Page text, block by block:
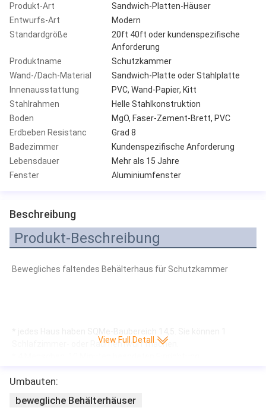
Produkt-Art
Sandwich-Platten-Häuser
Entwurfs-Art
Modern
Standardgröße
20ft 40ft oder kundenspezifische
Anforderung
Produktname
Schutzkammer
Wand-/Dach-Material
Sandwich-Platte oder Stahlplatte
Innenausstattung
PVC, Wand-Papier, Kitt
Stahlrahmen
Helle Stahlkonstruktion
Boden
MgO, Faser-Zement-Brett, PVC
Erdbeben Resistanc
Grad 8
Badezimmer
Kundenspezifische Anforderung
Lebensdauer
Mehr als 15 Jahre
Fenster
Aluminiumfenster
Beschreibung
Produkt-Beschreibung
Bewegliches faltendes Behälterhaus für Schutzkammer
Schlafzimmer- oder Raumentwurf machen.
0,2. Wir haben Standard en 1090-1. CER-Qualitätssicherung.
View Full Detall
Umbauten:
bewegliche Behälterhäuser